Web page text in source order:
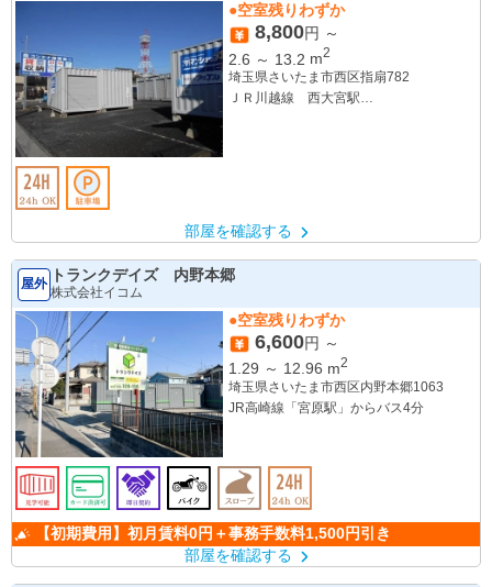
●空室残りわずか
8,800円 ～
2.6 ～ 13.2 m2
埼玉県さいたま市西区指扇782
ＪＲ川越線 西大宮駅
部屋を確認する
屋外 トランクデイズ 内野本郷
株式会社イコム
●空室残りわずか
6,600円 ～
1.29 ～ 12.96 m2
埼玉県さいたま市西区内野本郷1063
JR高崎線「宮原駅」からバス4分
【初期費用】初月賃料0円＋事務手数料1,500円引き
部屋を確認する